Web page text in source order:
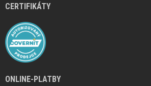
CERTIFIKÁTY
ONLINE-PLATBY